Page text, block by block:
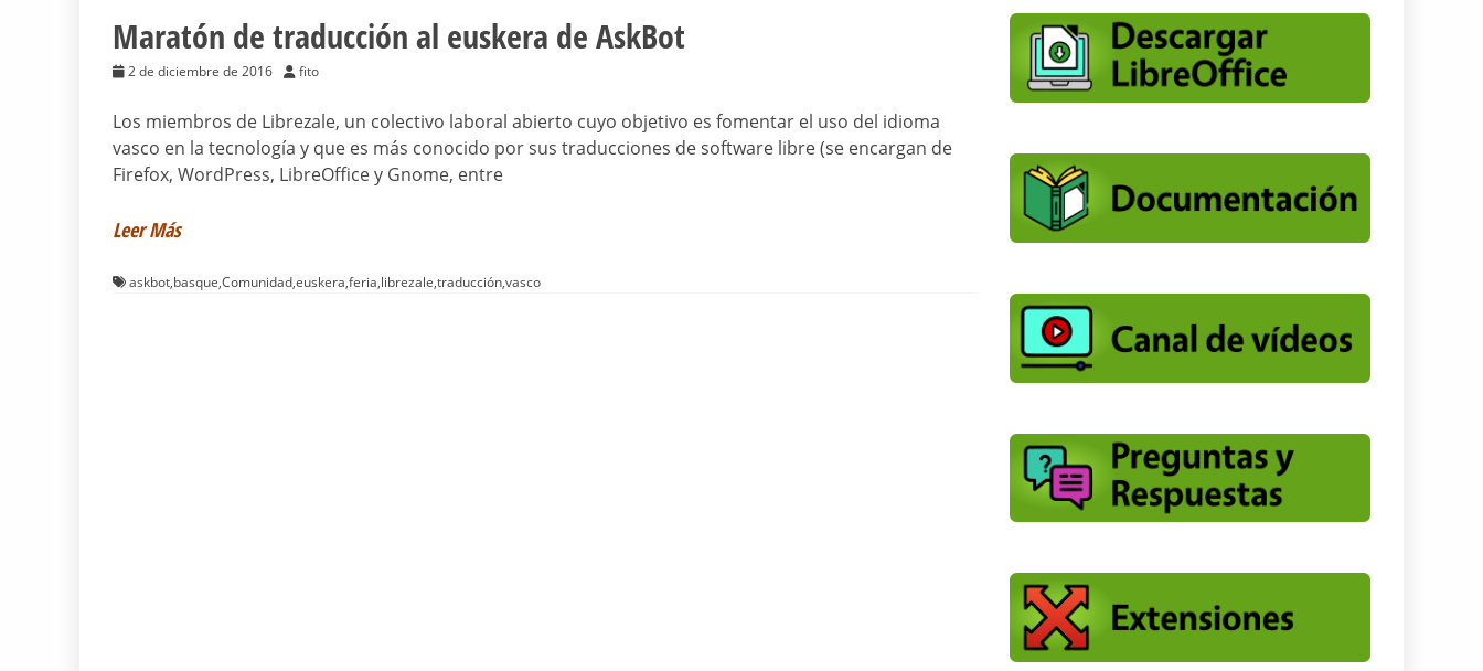
Maratón de traducción al euskera de AskBot
2 de diciembre de 2016 fito
Los miembros de Librezale, un colectivo laboral abierto cuyo objetivo es fomentar el uso del idioma
vasco en la tecnología y que es más conocido por sus traducciones de software libre (se encargan de
Firefox, WordPress, LibreOffice y Gnome, entre
Leer Más
askbot,basque,Comunidad,euskera,feria,librezale,traducción,vasco